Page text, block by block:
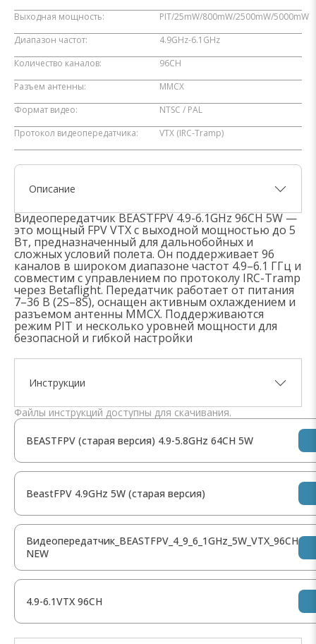
Выходная мощность:
PIT/25mW/800mW/2500mW/5000mW
Диапазон частот:
4.9GHz-6.1GHz
Количество каналов:
96CH
Разъем антенны:
MMCX
Формат видео:
NTSC / PAL
Протокол видеопередатчика:
VTX (IRC-Tramp)
Описание
Видеопередатчик BEASTFPV 4.9-6.1GHz 96CH 5W —
это мощный FPV VTX с выходной мощностью до 5
Вт, предназначенный для дальнобойных и
сложных условий полета. Он поддерживает 96
каналов в широком диапазоне частот 4.9–6.1 ГГц и
совместим с управлением по протоколу IRC-Tramp
через Betaflight. Передатчик работает от питания
7–36 В (2S–8S), оснащен активным охлаждением и
разъемом антенны MMCX. Поддерживаются
режим PIT и несколько уровней мощности для
безопасной и гибкой настройки
Инструкции
Файлы инструкций доступны для скачивания.
BEASTFPV (старая версия) 4.9-5.8GHz 64CH 5W
BeastFPV 4.9GHz 5W (старая версия)
Видеопередатчик_BEASTFPV_4_9_6_1GHz_5W_VTX_96CH
NEW
4.9-6.1VTX 96CH